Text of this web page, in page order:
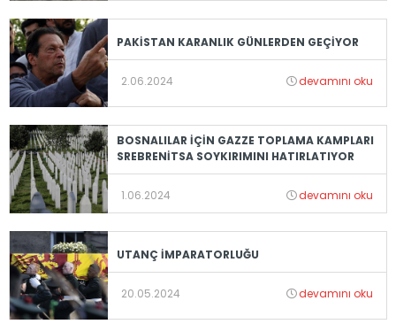
PAKİSTAN KARANLIK GÜNLERDEN GEÇİYOR
2.06.2024 devamını oku
BOSNALILAR İÇİN GAZZE TOPLAMA KAMPLARI
SREBRENİTSA SOYKIRIMINI HATIRLATIYOR
1.06.2024 devamını oku
UTANÇ İMPARATORLUĞU
20.05.2024 devamını oku